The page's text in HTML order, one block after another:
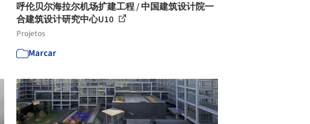
呼伦贝尔海拉尔机场扩建工程 / 中国建筑设计院一
合建筑设计研究中心U10
Projetos
Marcar